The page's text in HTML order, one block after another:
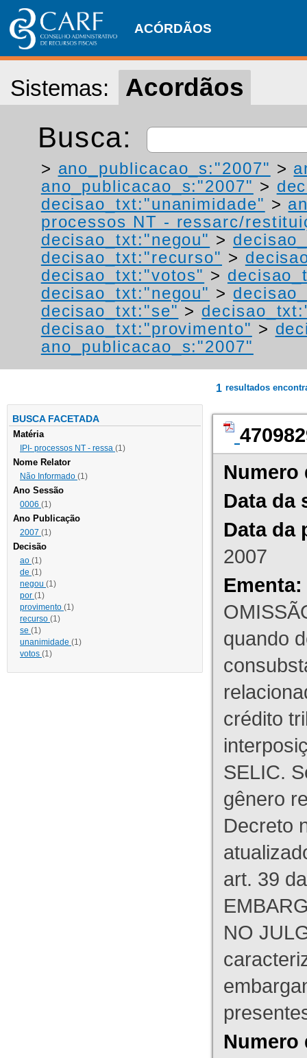
ACÓRDÃOS
Sistemas: Acordãos
Busca:
> ano_publicacao_s:"2007" >
ano_publicacao_s:"2007" >
decisao_txt:"unanimidade" >
processos NT - ressarc/
decisao_txt:"negou" >
decisao_txt:"recurso" >
decisao_txt:"votos" >
decisao_txt:"negou" >
decisao_txt:"se" >
decisao_txt:"provimento" >
ano_publicacao_s:"2007"
BUSCA FACETADA
Matéria
IPI- processos NT - ressa (1)
Nome Relator
Não Informado (1)
Ano Sessão
0006 (1)
Ano Publicação
2007 (1)
Decisão
ao (1)
de (1)
negou (1)
por (1)
provimento (1)
recurso (1)
se (1)
unanimidade (1)
votos (1)
1 resultados
Numero
Data da
Data da
2007
Ementa:
quando
crédito
SELIC.
gênero
Decreto
art. 39
NO
Numero